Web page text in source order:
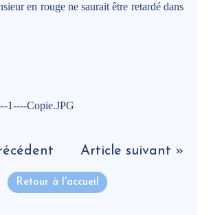
en rouge ne saurait être retardé dans
Article suivant »
Retour à l'accueil